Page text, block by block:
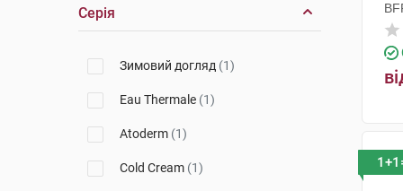
Серія
Зимовий догляд (1)
Eau Thermale (1)
Atoderm (1)
Cold Cream (1)